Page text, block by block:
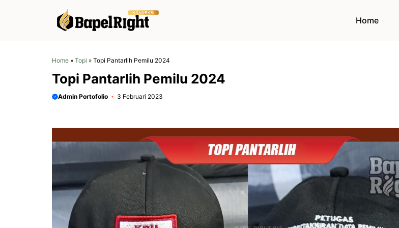
Home
Home » Topi » Topi Pantarlih Pemilu 2024
Topi Pantarlih Pemilu 2024
Admin Portofolio 3 Februari 2023